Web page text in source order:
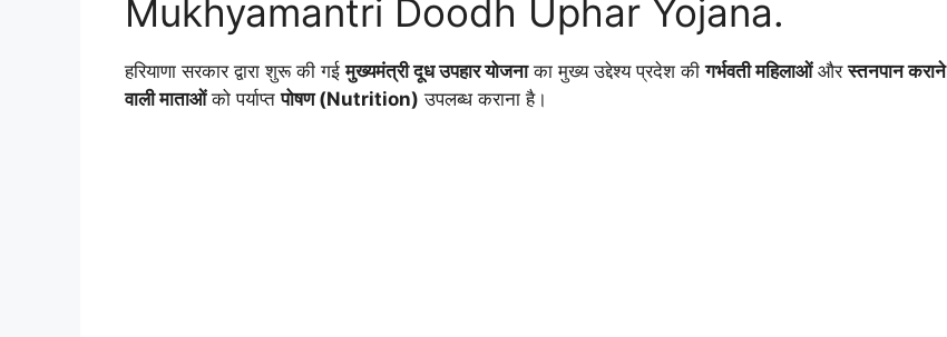
Mukhyamantri Doodh Uphar Yojana.
हरियाणा सरकार द्वारा शुरू की गईमुख्यमंत्री दूध उपहार योजनाका मुख्य उद्देश्य प्रदेश कीगर्भवती महिलाओंऔरस्तनपान कराने
वाली माताओंको पर्याप्तपोषण (Nutrition) उपलब्ध कराना है।